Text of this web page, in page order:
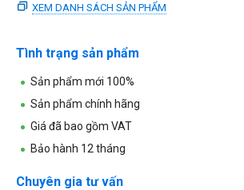
XEM DANH SÁCH SẢN PHẨM
Tình trạng sản phẩm
Sản phẩm mới 100%
Sản phẩm chính hãng
Giá đã bao gồm VAT
Bảo hành 12 tháng
Chuyên gia tư vấn